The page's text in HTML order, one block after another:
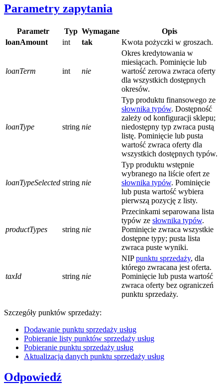
Parametry zapytania
Parametr Typ Wymagane
Opis
loanAmount
int tak Kwota pożyczki w groszach.
loanTerm int nie
Okres kredytowania w
miesiącach. Pominięcie lub
wartość zerowa zwraca oferty
dla wszystkich dostępnych
okresów.
loanType string nie
Typ produktu finansowego ze
słownika typów. Dostępność
zależy od konfiguracji sklepu;
niedostępny typ zwraca pustą
listę. Pominięcie lub pusta
wartość zwraca oferty dla
wszystkich dostępnych typów.
loanTypeSelected string nie
Typ produktu wstępnie
wybranego na liście ofert ze
słownika typów. Pominięcie
lub pusta wartość wybiera
pierwszą pozycję z listy.
productTypes string nie
Przecinkami separowana lista
typów ze słownika typów.
Pominięcie zwraca wszystkie
dostępne typy; pusta lista
zwraca puste wyniki.
taxId string nie
NIPpunktu sprzedaży, dla
którego zwracana jest oferta.
Pominięcie lub pusta wartość
zwraca oferty bez ograniczeń
punktu sprzedaży.
Szczegóły punktów sprzedaży:
Dodawanie punktu sprzedaży usług
Pobieranie listy punktów sprzedaży usług
Pobieranie punktu sprzedaży usług
Aktualizacja danych punktu sprzedaży usług
Odpowiedź